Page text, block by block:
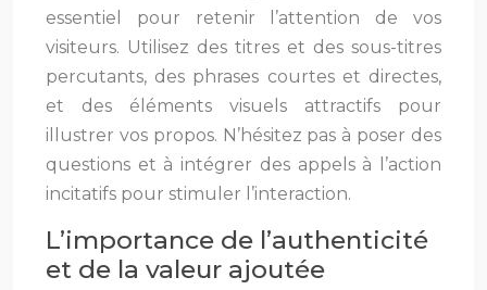
essentiel pour retenir l’attention de vos
visiteurs. Utilisez des titres et des sous-titres
percutants, des phrases courtes et directes,
et des éléments visuels attractifs pour
illustrer vos propos. N’hésitez pas à poser des
questions et à intégrer des appels à l’action
incitatifs pour stimuler l’interaction.
L’importance de l’authenticité
et de la valeur ajoutée